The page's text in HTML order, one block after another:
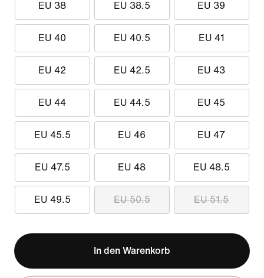
EU 38 EU 38.5 EU 39
EU 40 EU 40.5 EU 41
EU 42 EU 42.5 EU 43
EU 44 EU 44.5 EU 45
EU 45.5 EU 46 EU 47
EU 47.5 EU 48 EU 48.5
EU 49.5 EU 50.5 EU 51.5
In den Warenkorb